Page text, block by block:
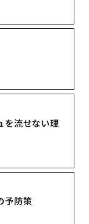
を流せない理
予防策